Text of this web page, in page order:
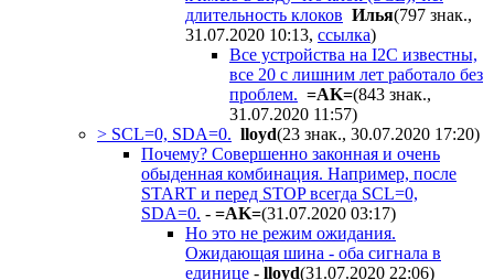
длительность клоков Илья(797 знак.,
31.07.2020 10:13, ссылка)
Все устройства на I2C известны,
все 20 с лишним лет работало без
проблем. =AK=(843 знак.,
31.07.2020 11:57)
> SCL=0, SDA=0. lloyd(23 знак., 30.07.2020 17:20)
Почему? Совершенно законная и очень
обыденная комбинация. Например, после
START и перед STOP всегда SCL=0,
SDA=0. - =AK=(31.07.2020 03:17)
Но это не режим ожидания.
Ожидающая шина - оба сигнала в
единице - lloyd(31.07.2020 22:06)